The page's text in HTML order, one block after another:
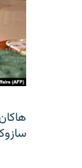
سازوکار شبیه ماده ۵